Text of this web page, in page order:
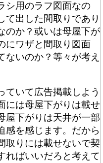
シ用のラフ図面なの
て出した間取りであり
のか？或いは母屋下が
にワザと間取り図面
ないのか？等々が考え
ていて広告掲載しよう
には母屋下がりは載せ
屋下がりは天井が一部
感を感じます。だから
取りには載せないで契
ればいいだろと考えて